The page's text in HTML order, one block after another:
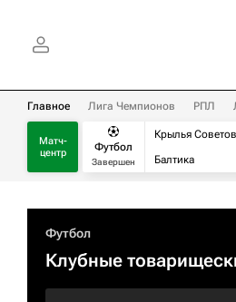
Главное Лига Чемпионов РПЛ
Матч-
центр
Футбол
Завершен
Крылья Советов
Балтика
Футбол
Клубные